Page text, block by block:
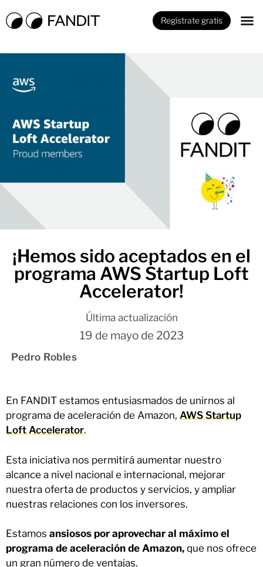
Regístrate gratis
¡Hemos sido aceptados en el
programa AWS Startup Loft
Accelerator!
Última actualización
19 de mayo de 2023
Pedro Robles
En FANDIT estamos entusiasmados de unirnos al
programa de aceleración de Amazon, AWS Startup
Loft Accelerator.
Esta iniciativa nos permitirá aumentar nuestro
alcance a nivel nacional e internacional, mejorar
nuestra oferta de productos y servicios, y ampliar
nuestras relaciones con los inversores.
Estamos ansiosos por aprovechar al máximo el
programa de aceleración de Amazon, que nos ofrece
un gran número de ventajas.